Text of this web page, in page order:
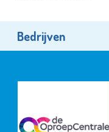
Bedrijven